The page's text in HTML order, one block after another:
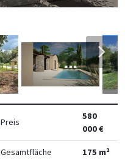
Preis
580
000 €
Gesamtfläche 175 m²